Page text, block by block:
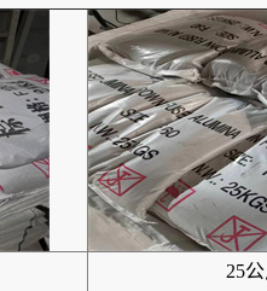
25公